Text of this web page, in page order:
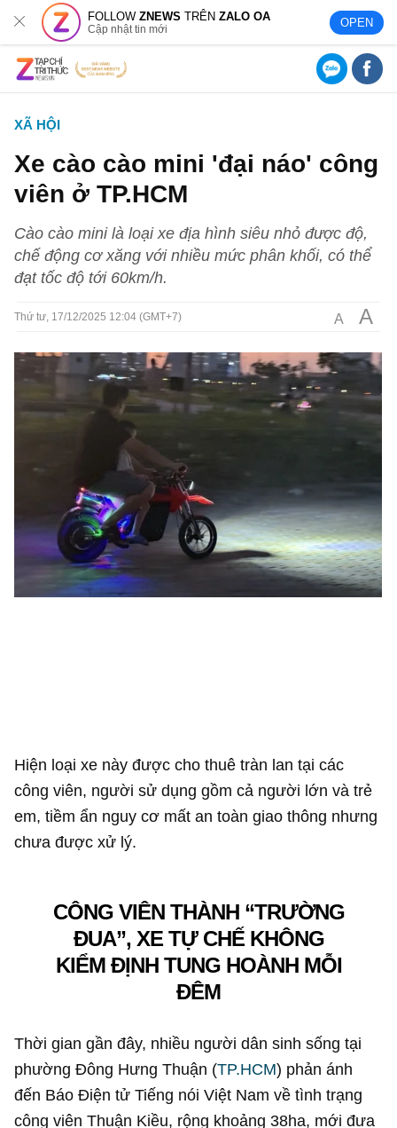
FOLLOWZNEWS TRÊNZALO OA
Cập nhật tin mới OPEN
XÃ HỘI
Xe cào cào mini 'đại náo' công
viên ở TP.HCM
Cào cào mini là loại xe địa hình siêu nhỏ được độ,
chế động cơ xăng với nhiều mức phân khối, có thể
đạt tốc độ tới 60km/h.
Thứ tư, 17/12/2025 12:04 (GMT+7) A A
Hiện loại xe này được cho thuê tràn lan tại các
công viên, người sử dụng gồm cả người lớn và trẻ
em, tiềm ẩn nguy cơ mất an toàn giao thông nhưng
chưa được xử lý.
CÔNG VIÊN THÀNH “TRƯỜNG
ĐUA”, XE TỰ CHẾ KHÔNG
KIỂM ĐỊNH TUNG HOÀNH MỖI
ĐÊM
Thời gian gần đây, nhiều người dân sinh sống tại
phường Đông Hưng Thuận (TP.HCM) phản ánh
đến Báo Điện tử Tiếng nói Việt Nam về tình trạng
công viên Thuận Kiều, rộng khoảng 38ha, mới đưa